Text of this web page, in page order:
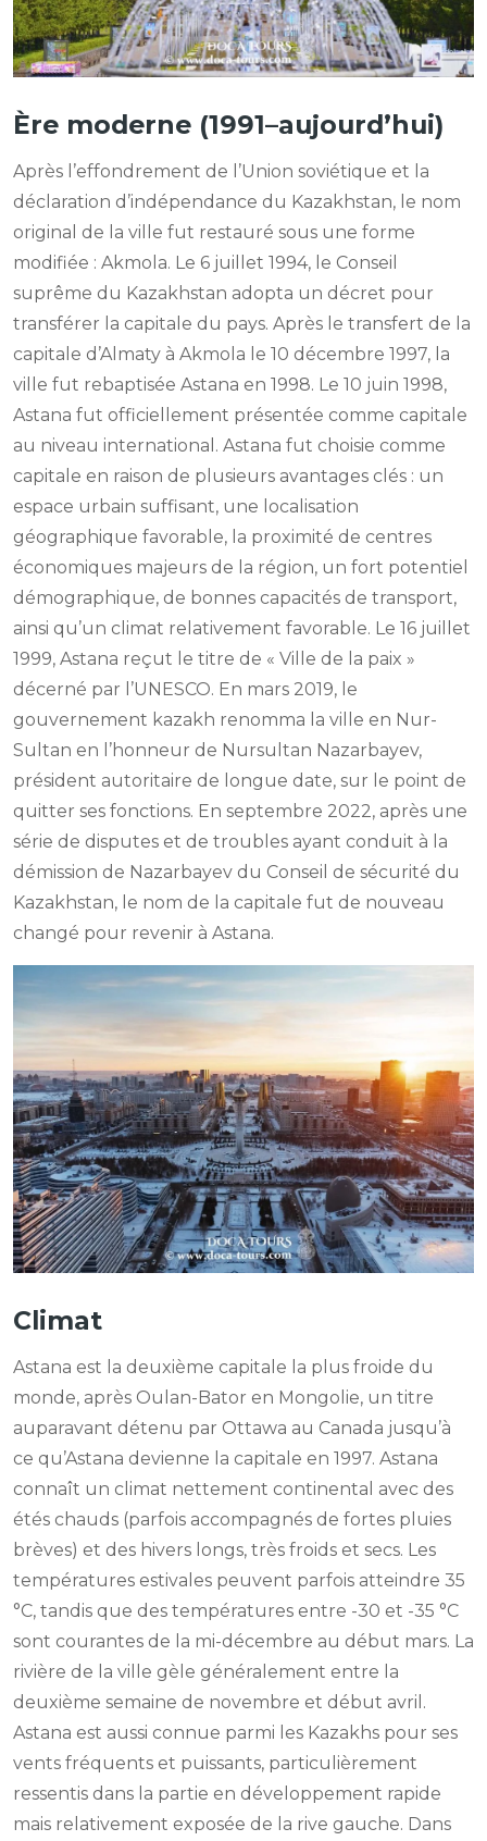
Ère moderne (1991–aujourd’hui)
Après l’effondrement de l’Union soviétique et la
déclaration d’indépendance du Kazakhstan, le nom
original de la ville fut restauré sous une forme
modifiée : Akmola. Le 6 juillet 1994, le Conseil
suprême du Kazakhstan adopta un décret pour
transférer la capitale du pays. Après le transfert de la
capitale d’Almaty à Akmola le 10 décembre 1997, la
ville fut rebaptisée Astana en 1998. Le 10 juin 1998,
Astana fut officiellement présentée comme capitale
au niveau international. Astana fut choisie comme
capitale en raison de plusieurs avantages clés : un
espace urbain suffisant, une localisation
géographique favorable, la proximité de centres
économiques majeurs de la région, un fort potentiel
démographique, de bonnes capacités de transport,
ainsi qu’un climat relativement favorable. Le 16 juillet
1999, Astana reçut le titre de « Ville de la paix »
décerné par l’UNESCO. En mars 2019, le
gouvernement kazakh renomma la ville en Nur-
Sultan en l’honneur de Nursultan Nazarbayev,
président autoritaire de longue date, sur le point de
quitter ses fonctions. En septembre 2022, après une
série de disputes et de troubles ayant conduit à la
démission de Nazarbayev du Conseil de sécurité du
Kazakhstan, le nom de la capitale fut de nouveau
changé pour revenir à Astana.
Climat
Astana est la deuxième capitale la plus froide du
monde, après Oulan-Bator en Mongolie, un titre
auparavant détenu par Ottawa au Canada jusqu’à
ce qu’Astana devienne la capitale en 1997. Astana
connaît un climat nettement continental avec des
étés chauds (parfois accompagnés de fortes pluies
brèves) et des hivers longs, très froids et secs. Les
températures estivales peuvent parfois atteindre 35
°C, tandis que des températures entre -30 et -35 °C
sont courantes de la mi-décembre au début mars. La
rivière de la ville gèle généralement entre la
deuxième semaine de novembre et début avril.
Astana est aussi connue parmi les Kazakhs pour ses
vents fréquents et puissants, particulièrement
ressentis dans la partie en développement rapide
mais relativement exposée de la rive gauche. Dans